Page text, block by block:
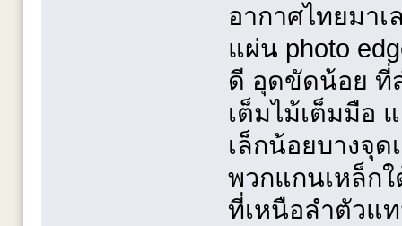
อากาศไทยมา
แผ่น photo
ดี อุดขัดน้อย ที่
เต็มไม้เต็มมือ
เล็กน้อยบางจุด
พวกแกนเหล็ก
ที่เหนือลำตัวแ